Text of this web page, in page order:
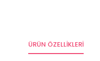
ÜRÜN ÖZELLIKLERI